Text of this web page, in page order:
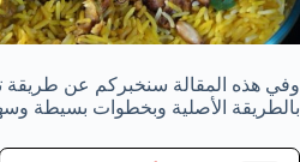
وفي هذه المقالة سنخبركم عن طريقة
بالطريقة الأصلية وبخطوات بسيطة